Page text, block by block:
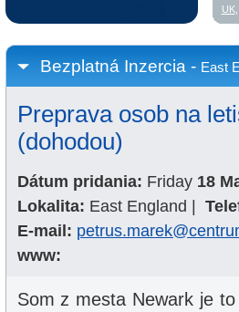
Bezplatná Inzercia - East
Preprava osob na
(dohodou)
Dátum pridania: Friday 18
Lokalita: East England |
E-mail:
www:
Som z mesta Newark je
UK,